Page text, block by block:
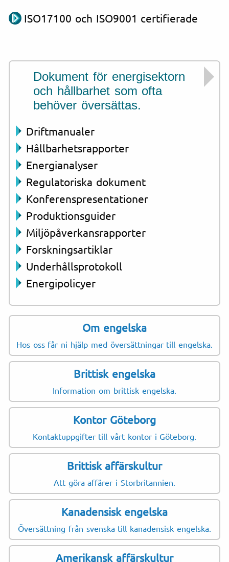
ISO17100 och ISO9001 certifierade
Dokument för energisektorn
och hållbarhet som ofta
behöver översättas.
Driftmanualer
Hållbarhetsrapporter
Energianalyser
Regulatoriska dokument
Konferenspresentationer
Produktionsguider
Miljöpåverkansrapporter
Forskningsartiklar
Underhållsprotokoll
Energipolicyer
Om engelska
Hos oss får ni hjälp med översättningar till engelska.
Brittisk engelska
Information om brittisk engelska.
Kontor Göteborg
Kontaktuppgifter till vårt kontor i Göteborg.
Brittisk affärskultur
Att göra affärer i Storbritannien.
Kanadensisk engelska
Översättning från svenska till kanadensisk engelska.
Amerikansk affärskultur